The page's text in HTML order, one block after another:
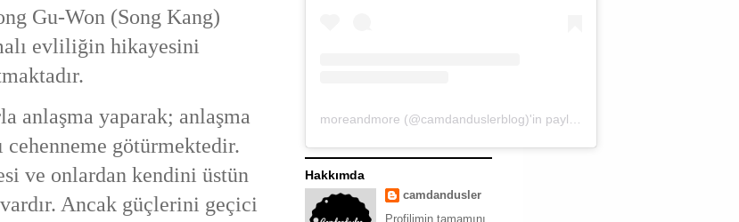
Gu-Won (Song Kang)
evliliğin hikayesini
anlaşma yaparak; anlaşma
götürmektedir.
ve onlardan kendini üstün
Ancak güçlerini geçici
Hakkımda
camdandusler
Profilimin tamamını